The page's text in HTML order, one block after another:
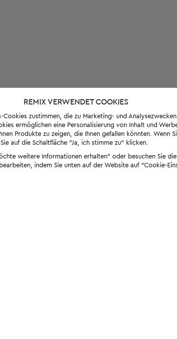
REMIX VERWENDET COOKIES
zustimmen, die zu Marketing- und
ermöglichen eine Personalisierung von Inhalt und
Produkte zu zeigen, die Ihnen gefallen könnten. Wenn
auf die Schaltfläche "Ja, ich stimme zu" klicken.
weitere Informationen erhalten" oder besuchen Sie
indem Sie unten auf der Website auf "Cookie-